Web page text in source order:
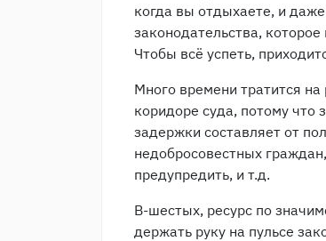
когда вы отдыхаете, и
законодательства,
Чтобы всё успеть,
Много времени тратится
коридоре суда, потому что
задержки составляет от
недобросовестных
предупредить, и т.д.
В-шестых, ресурс по
держать руку на пульсе